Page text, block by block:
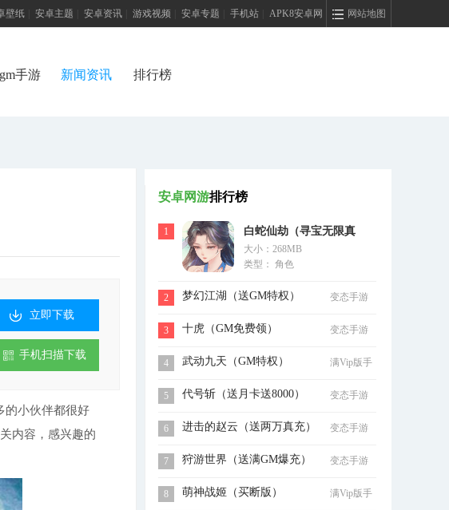
网站地图
壁纸 安卓主题 安卓资讯 游戏视频 安卓专题 手机站 APK8安卓网
gm手游 新闻资讯 排行榜
立即下载
手机扫描下载
小伙伴都很好
内容，感兴趣的
安卓网游排行榜
1
白蛇仙劫（寻宝无限真
充）
大小：268MB
类型： 角色
2 梦幻江湖（送GM特权） 变态手游
3 十虎（GM免费领） 变态手游
4 武动九天（GM特权）
满Vip版手
5
代号斩（送月卡送8000） 变态手游
6 进击的赵云（送两万真充） 变态手游
7 狩游世界（送满GM爆充） 变态手游
8 萌神战姬（买断版）
满Vip版手